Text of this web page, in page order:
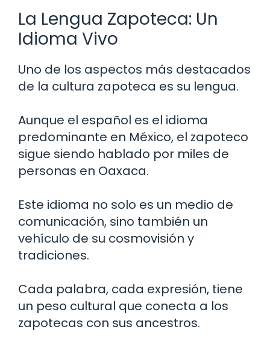
La Lengua Zapoteca: Un
Idioma Vivo
Uno de los aspectos más destacados
de la cultura zapoteca es su lengua.
Aunque el español es el idioma
predominante en México, el zapoteco
sigue siendo hablado por miles de
personas en Oaxaca.
Este idioma no solo es un medio de
comunicación, sino también un
vehículo de su cosmovisión y
tradiciones.
Cada palabra, cada expresión, tiene
un peso cultural que conecta a los
zapotecas con sus ancestros.